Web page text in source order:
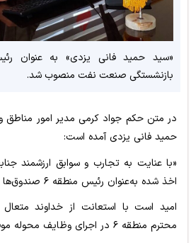
بازنشستگی صنعت نفت منصوب شد.
در متن حکم جواد کرمی مدیر امور مناطق
حمید فانی یزدی آمده است:
«با عنایت به تجارب و سوابق ارزشمند
اخذ شده به‌عنوان رئیس منطقه ۶ صندوق‌ها منصوب می شوید.
امید است با استعانت از خداوند
محترم منطقه ۶ در اجرای وظایف محوله موفق باشید.